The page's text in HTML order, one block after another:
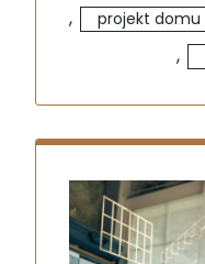
, projekt domu
,